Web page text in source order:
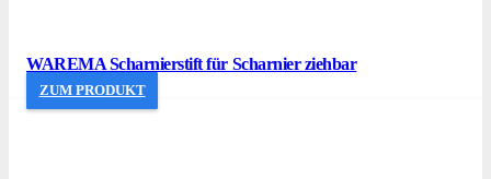
WAREMA Scharnierstift für Scharnier ziehbar
ZUM PRODUKT